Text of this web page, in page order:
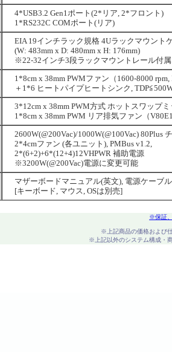
4*USB3.2 Gen1ポート(2*リア, 2*フロント)
1*RS232C COMポート(リア)
EIA 19インチラック規格 4Uラックマウント
(W: 483mm x D: 480mm x H: 176mm)
※22-32インチ3段ラックマウントレール付属
1*8cm x 38mm PWMファン（1600-8000
＋1*6 ヒートパイプヒートシンク,
3*12cm x 38mm PWM方式 ホットスワップ
1*8cm x 38mm PWM リア排気ファン（
2600W(@200Vac)/1000W(@100Vac) 80Plus
2*4cmファン (各ユニット), PMBus v1.2,
2*(6+2)+6*(12+4)12VHPWR 補助電源
※3200W(@200Vac)電源に変更可能
マザーボードマニュアル(英文), 電源ケーブ
[キーボード, マウス, OSは別売]
※保証
※上記商品の価格および
※上記以外のシステム構成・